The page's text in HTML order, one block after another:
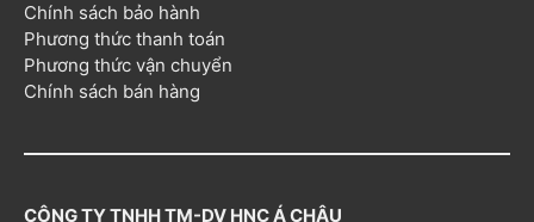
Chính sách bảo hành
Phương thức thanh toán
Phương thức vận chuyển
Chính sách bán hàng
CÔNG TY TNHH TM-DV HNC Á CHÂU